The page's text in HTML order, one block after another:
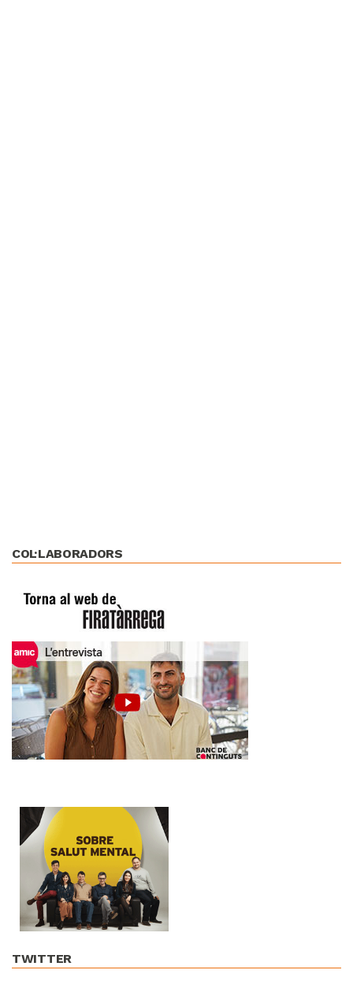
COL·LABORADORS
TWITTER